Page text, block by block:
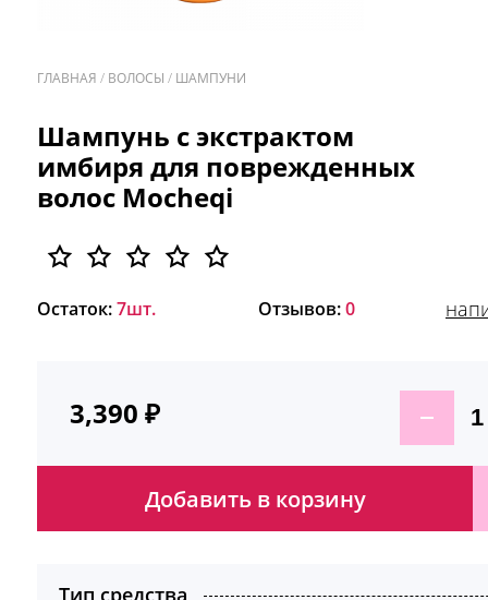
ГЛАВНАЯ / ВОЛОСЫ / ШАМПУНИ
Шампунь с экстрактом
имбиря для поврежденных
волос Mocheqi
Остаток:7шт. Отзывов: 0
3,390 ₽
Добавить в корзину
Тип средства